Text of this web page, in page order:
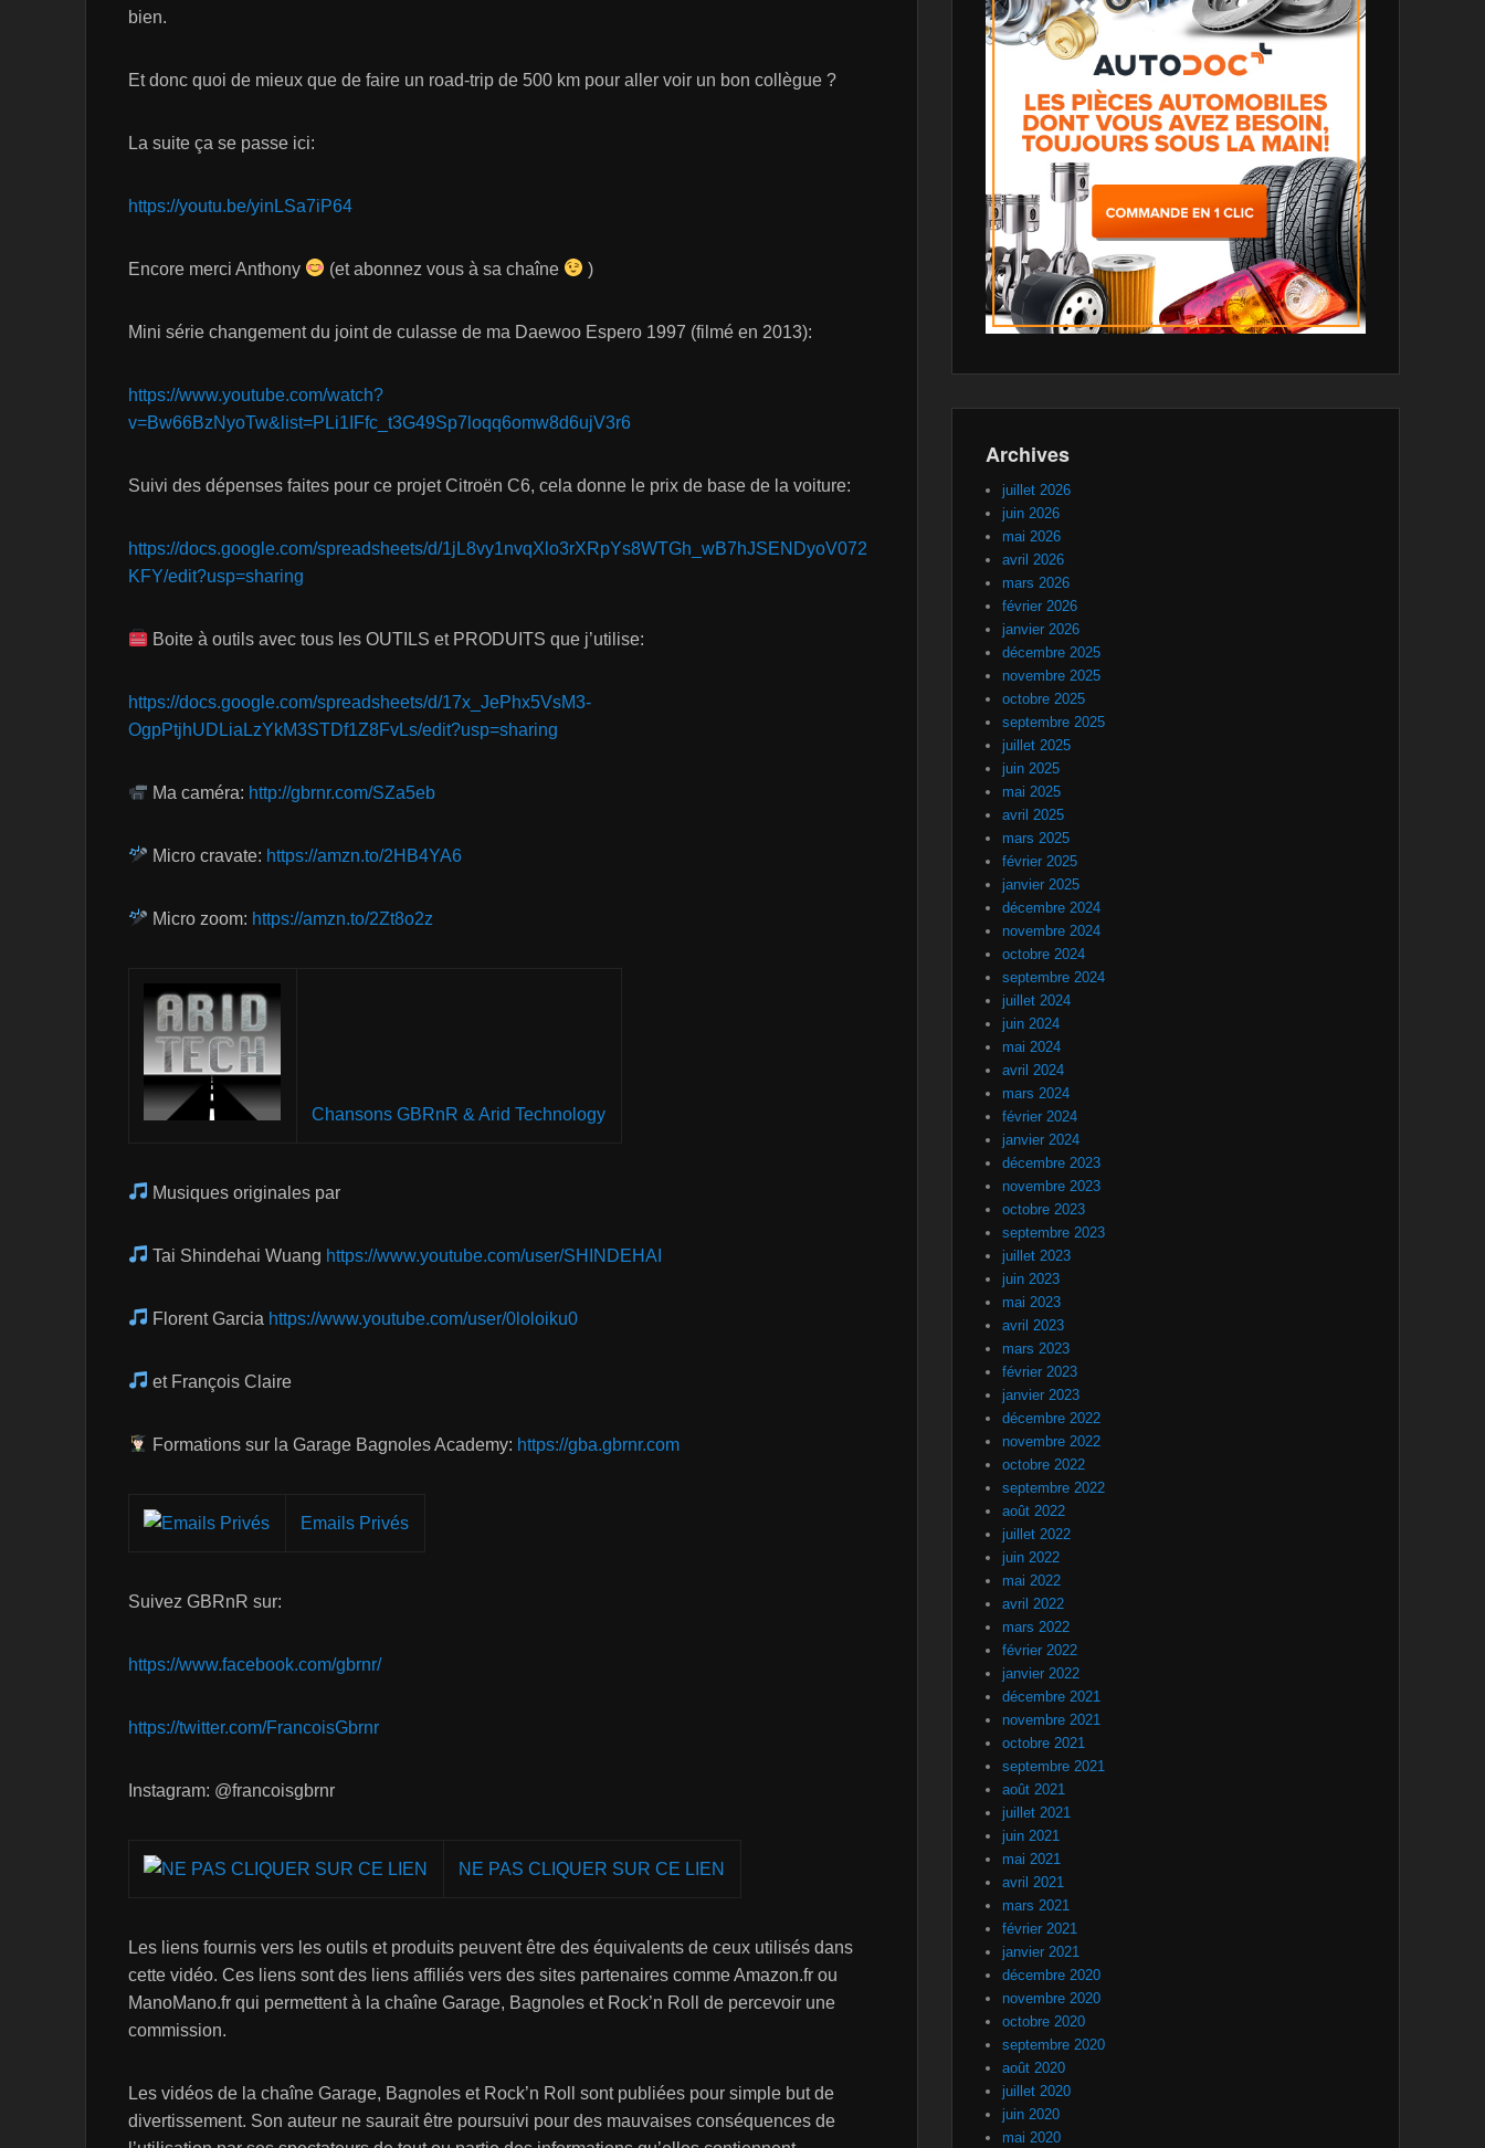
bien.
Et donc quoi de mieux que de faire un road-trip de 500 km pour aller voir un bon collègue ?
La suite ça se passe ici:
https://youtu.be/yinLSa7iP64
Encore merci Anthony (et abonnez vous à sa chaîne )
Mini série changement du joint de culasse de ma Daewoo Espero 1997 (filmé en 2013):
https://www.youtube.com/watch?
v=Bw66BzNyoTw&list=PLi1IFfc_t3G49Sp7loqq6omw8d6ujV3r6
Suivi des dépenses faites pour ce projet Citroën C6, cela donne le prix de base de la voiture:
https://docs.google.com/spreadsheets/d/1jL8vy1nvqXlo3rXRpYs8WTGh_wB7hJSENDyoV072
KFY/edit?usp=sharing
Boite à outils avec tous les OUTILS et PRODUITS que j’utilise:
https://docs.google.com/spreadsheets/d/17x_JePhx5VsM3-
OgpPtjhUDLiaLzYkM3STDf1Z8FvLs/edit?usp=sharing
Ma caméra: http://gbrnr.com/SZa5eb
Micro cravate: https://amzn.to/2HB4YA6
Micro zoom: https://amzn.to/2Zt8o2z
Chansons GBRnR & Arid Technology
Musiques originales par
Tai Shindehai Wuang https://www.youtube.com/user/SHINDEHAI
Florent Garcia https://www.youtube.com/user/0loloiku0
et François Claire
Formations sur la Garage Bagnoles Academy: https://gba.gbrnr.com
Emails Privés
Suivez GBRnR sur:
https://www.facebook.com/gbrnr/
https://twitter.com/FrancoisGbrnr
Instagram: @francoisgbrnr
NE PAS CLIQUER SUR CE LIEN
Les liens fournis vers les outils et produits peuvent être des équivalents de ceux utilisés dans
cette vidéo. Ces liens sont des liens affiliés vers des sites partenaires comme Amazon.fr ou
ManoMano.fr qui permettent à la chaîne Garage, Bagnoles et Rock’n Roll de percevoir une
commission.
Les vidéos de la chaîne Garage, Bagnoles et Rock’n Roll sont publiées pour simple but de
divertissement. Son auteur ne saurait être poursuivi pour des mauvaises conséquences de
Archives
juillet 2026
juin 2026
mai 2026
avril 2026
mars 2026
février 2026
janvier 2026
décembre 2025
novembre 2025
octobre 2025
septembre 2025
juillet 2025
juin 2025
mai 2025
avril 2025
mars 2025
février 2025
janvier 2025
décembre 2024
novembre 2024
octobre 2024
septembre 2024
juillet 2024
juin 2024
mai 2024
avril 2024
mars 2024
février 2024
janvier 2024
décembre 2023
novembre 2023
octobre 2023
septembre 2023
juillet 2023
juin 2023
mai 2023
avril 2023
mars 2023
février 2023
janvier 2023
décembre 2022
novembre 2022
octobre 2022
septembre 2022
août 2022
juillet 2022
juin 2022
mai 2022
avril 2022
mars 2022
février 2022
janvier 2022
décembre 2021
novembre 2021
octobre 2021
septembre 2021
août 2021
juillet 2021
juin 2021
mai 2021
avril 2021
mars 2021
février 2021
janvier 2021
décembre 2020
novembre 2020
octobre 2020
septembre 2020
août 2020
juillet 2020
juin 2020
mai 2020